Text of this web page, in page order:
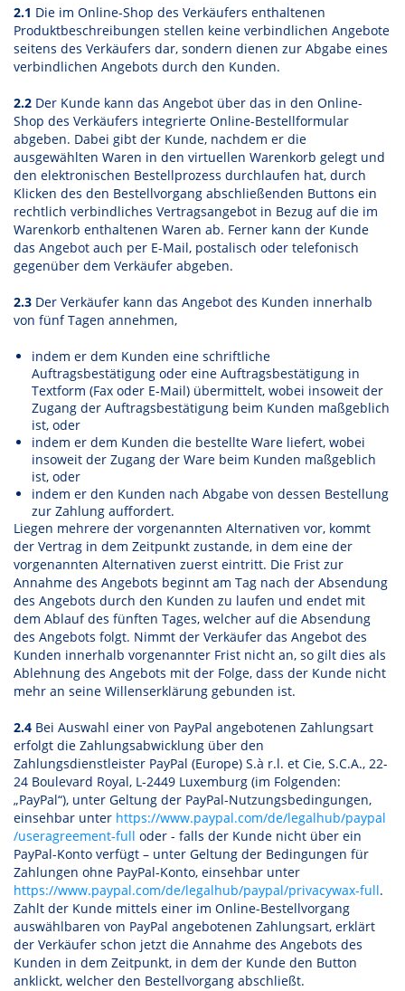
2.1 Die im Online-Shop des Verkäufers enthaltenen
Produktbeschreibungen stellen keine verbindlichen Angebote
seitens des Verkäufers dar, sondern dienen zur Abgabe eines
verbindlichen Angebots durch den Kunden.
2.2 Der Kunde kann das Angebot über das in den Online-
Shop des Verkäufers integrierte Online-Bestellformular
abgeben. Dabei gibt der Kunde, nachdem er die
ausgewählten Waren in den virtuellen Warenkorb gelegt und
den elektronischen Bestellprozess durchlaufen hat, durch
Klicken des den Bestellvorgang abschließenden Buttons ein
rechtlich verbindliches Vertragsangebot in Bezug auf die im
Warenkorb enthaltenen Waren ab. Ferner kann der Kunde
das Angebot auch per E-Mail, postalisch oder telefonisch
gegenüber dem Verkäufer abgeben.
2.3 Der Verkäufer kann das Angebot des Kunden innerhalb
von fünf Tagen annehmen,
indem er dem Kunden eine schriftliche
Auftragsbestätigung oder eine Auftragsbestätigung in
Textform (Fax oder E-Mail) übermittelt, wobei insoweit der
Zugang der Auftragsbestätigung beim Kunden maßgeblich
ist, oder
indem er dem Kunden die bestellte Ware liefert, wobei
insoweit der Zugang der Ware beim Kunden maßgeblich
ist, oder
indem er den Kunden nach Abgabe von dessen Bestellung
zur Zahlung auffordert.
Liegen mehrere der vorgenannten Alternativen vor, kommt
der Vertrag in dem Zeitpunkt zustande, in dem eine der
vorgenannten Alternativen zuerst eintritt. Die Frist zur
Annahme des Angebots beginnt am Tag nach der Absendung
des Angebots durch den Kunden zu laufen und endet mit
dem Ablauf des fünften Tages, welcher auf die Absendung
des Angebots folgt. Nimmt der Verkäufer das Angebot des
Kunden innerhalb vorgenannter Frist nicht an, so gilt dies als
Ablehnung des Angebots mit der Folge, dass der Kunde nicht
mehr an seine Willenserklärung gebunden ist.
2.4 Bei Auswahl einer von PayPal angebotenen Zahlungsart
erfolgt die Zahlungsabwicklung über den
Zahlungsdienstleister PayPal (Europe) S.à r.l. et Cie, S.C.A., 22-
24 Boulevard Royal, L-2449 Luxemburg (im Folgenden:
„PayPal“), unter Geltung der PayPal-Nutzungsbedingungen,
einsehbar unter https://www.paypal.com/de/legalhub/paypal
/useragreement-full oder - falls der Kunde nicht über ein
PayPal-Konto verfügt – unter Geltung der Bedingungen für
Zahlungen ohne PayPal-Konto, einsehbar unter
https://www.paypal.com/de/legalhub/paypal/privacywax-full.
Zahlt der Kunde mittels einer im Online-Bestellvorgang
auswählbaren von PayPal angebotenen Zahlungsart, erklärt
der Verkäufer schon jetzt die Annahme des Angebots des
Kunden in dem Zeitpunkt, in dem der Kunde den Button
anklickt, welcher den Bestellvorgang abschließt.